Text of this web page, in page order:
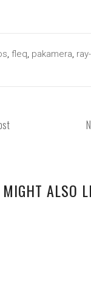
, fleq, pakamera,
ALSO